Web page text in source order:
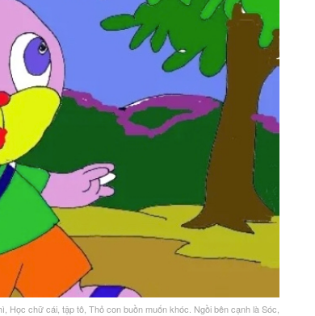
Học chữ cái, tập tô, Thỏ con buồn muốn khóc. Ngồi bên cạnh là Sóc,